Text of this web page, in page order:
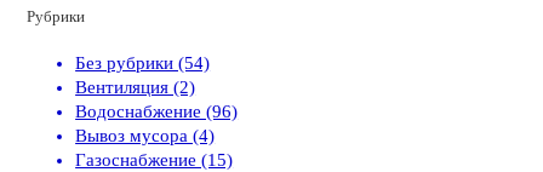
Рубрики
Без рубрики (54)
Вентиляция (2)
Водоснабжение (96)
Вывоз мусора (4)
Газоснабжение (15)